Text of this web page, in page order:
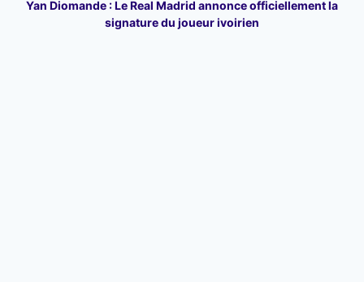
Yan Diomande : Le Real Madrid annonce officiellement la
signature du joueur ivoirien